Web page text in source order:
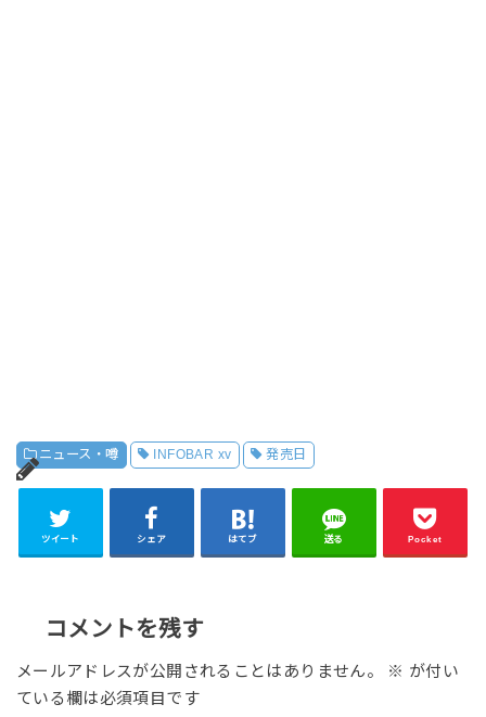
ニュース・噂 INFOBAR xv 発売日
ツイート シェア はてブ 送る Pocket
コメントを残す
メールアドレスが公開されることはありません。 ※ が付い
ている欄は必須項目です